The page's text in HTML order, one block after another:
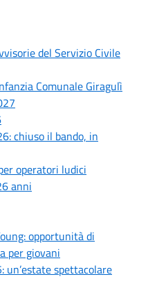
del Servizio Civile
Comunale Giragulì
chiuso il bando, in
operatori ludici
anni
opportunità di
per giovani
un’estate spettacolare